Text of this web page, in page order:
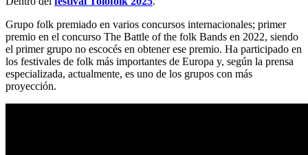
Grupo folk premiado en varios concursos internacionales; primer
premio en el concurso The Battle of the folk Bands en 2022, siendo
el primer grupo no escocés en obtener ese premio. Ha participado en
los festivales de folk más importantes de Europa y, según la prensa
especializada, actualmente, es uno de los grupos con más
proyección.